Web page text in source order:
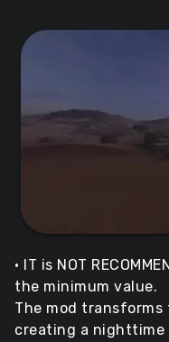
• IT is NOT
the minimum value.
The mod transforms
creating a nighttime